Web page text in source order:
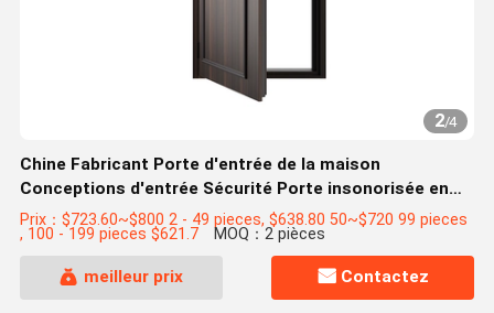
2/4
Chine Fabricant Porte d'entrée de la maison
Conceptions d'entrée Sécurité Porte insonorisée en
acier
Prix：$723.60~$800 2 - 49 pieces, $638.80 50~$720 99 pieces
, 100 - 199 pieces $621.7 MOQ：2 pièces
meilleur prix Contactez